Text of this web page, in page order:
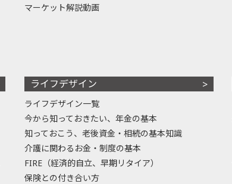
マーケット解説動画
ライフデザイン
ライフデザイン一覧
今から知っておきたい、年金の基本
知っておこう、老後資金・相続の基本知識
介護に関わるお金・制度の基本
FIRE（経済的自立、早期リタイア）
保険との付き合い方